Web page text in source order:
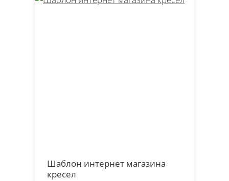
Шаблон интернет магазина
кресел